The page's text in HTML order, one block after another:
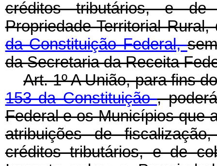
créditos tributários, e
Propriedade Territorial
da Constituição Federal,
da Secretaria da Receita
Art. 1º A União, para fins
153 da Constituição,
Federal e os Municípios que
atribuições de
créditos tributários, e de